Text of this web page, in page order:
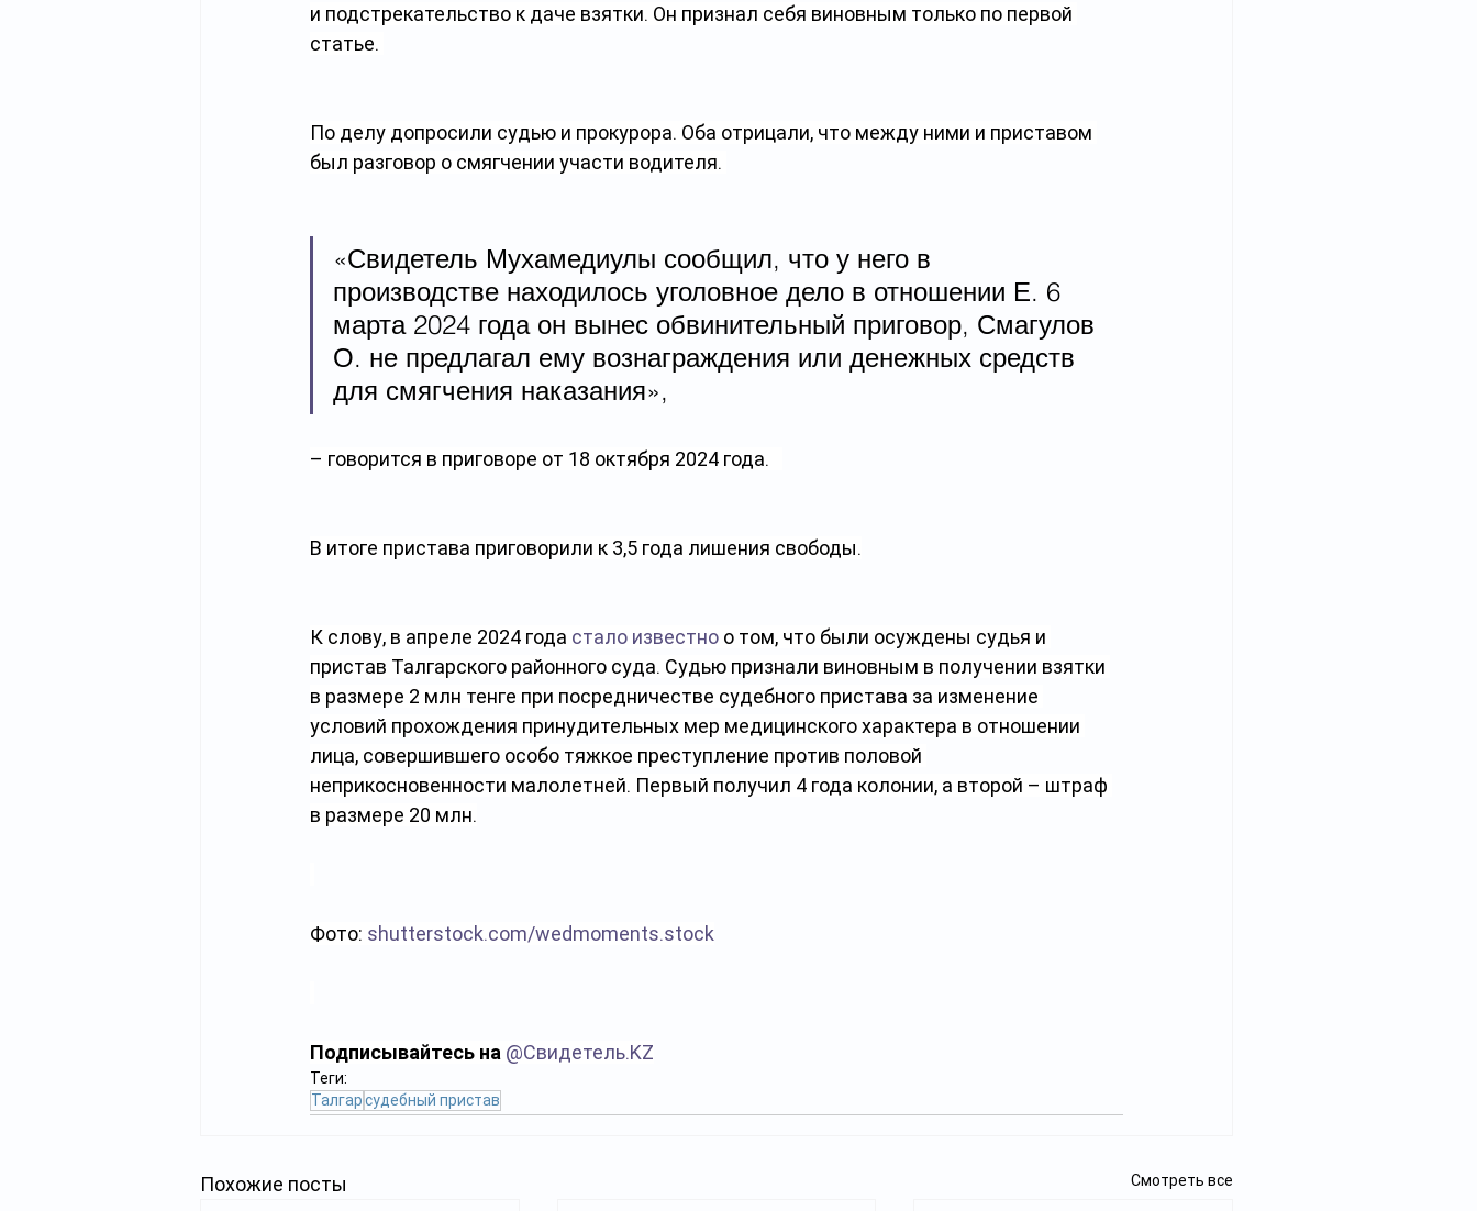
и подстрекательство к даче взятки. Он признал себя виновным только по первой
статье.
По делу допросили судью и прокурора. Оба отрицали, что между ними и приставом
был разговор о смягчении участи водителя.
«Свидетель Мухамедиулы сообщил, что у него в
производстве находилось уголовное дело в отношении Е. 6
марта 2024 года он вынес обвинительный приговор, Смагулов
О. не предлагал ему вознаграждения или денежных средств
для смягчения наказания»,
– говорится в приговоре от 18 октября 2024 года.
В итоге пристава приговорили к 3,5 года лишения свободы.
К слову, в апреле 2024 года стало известно о том, что были осуждены судья и
пристав Талгарского районного суда. Судью признали виновным в получении взятки
в размере 2 млн тенге при посредничестве судебного пристава за изменение
условий прохождения принудительных мер медицинского характера в отношении
лица, совершившего особо тяжкое преступление против половой
неприкосновенности малолетней. Первый получил 4 года колонии, а второй – штраф
в размере 20 млн.
Фото: shutterstock.com/wedmoments.stock
Подписывайтесь на @Свидетель.KZ
Теги:
Талгарсудебный пристав
Похожие посты Смотреть все